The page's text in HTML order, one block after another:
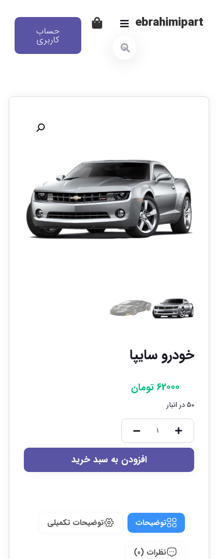
ebrahimipart حساب
کاربری
خودرو سایپا
62000تومان
50 در انبار
افزودن به سبد خرید
توضیحات توضیحات تکمیلی
نظرات (0)